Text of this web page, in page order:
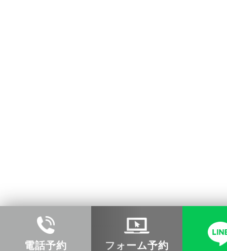
電話予約 フォーム予約